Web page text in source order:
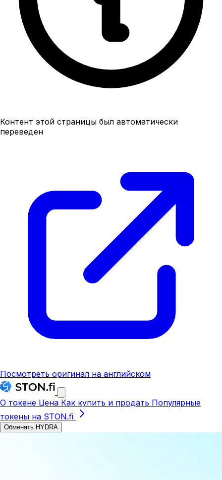
Контент этой страницы был автоматически
переведен
Посмотреть оригинал на английском
О токене Цена Как купить и продать Популярные
токены на STON.fi
Обменять HYDRA